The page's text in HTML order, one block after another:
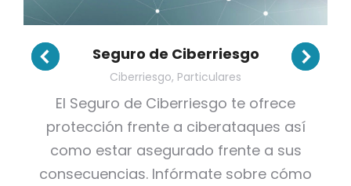
Seguro de Ciberriesgo
Ciberriesgo, Particulares
El Seguro de Ciberriesgo te ofrece
protección frente a ciberataques así
como estar asegurado frente a sus
consecuencias. Infórmate sobre cómo